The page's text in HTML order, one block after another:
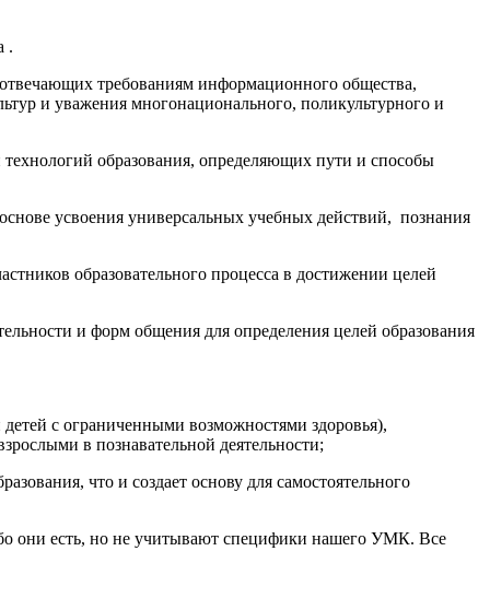
.
требованиям информационного общества,
и уважения многонационального, поликультурного и
технологий образования, определяющих пути и способы
усвоения универсальных учебных действий, познания
образовательного процесса в достижении целей
и форм общения для определения целей образования
с ограниченными возможностями здоровья),
в познавательной деятельности;
что и создает основу для самостоятельного
они есть, но не учитывают специфики нашего УМК. Все